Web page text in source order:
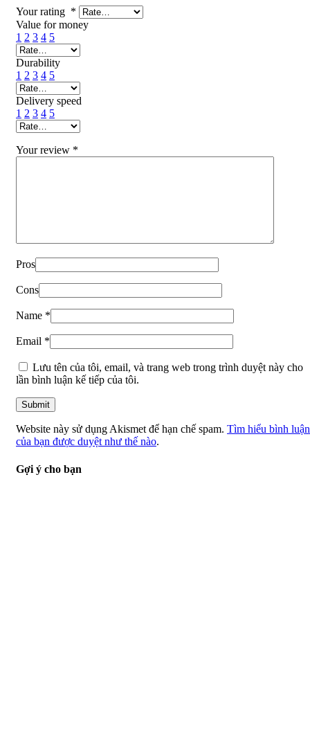
Your rating *
Value for money
1 2 3 4 5
Durability
1 2 3 4 5
Delivery speed
1 2 3 4 5
Your review *
Pros
Cons
Name *
Email *
Lưu tên của tôi, email, và trang web trong trình duyệt này cho
lần bình luận kế tiếp của tôi.
Website này sử dụng Akismet để hạn chế spam. Tìm hiểu bình luận
của bạn được duyệt như thế nào.
Gợi ý cho bạn